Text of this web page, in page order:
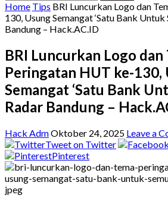
Home Tips BRI Luncurkan Logo dan
130, Usung Semangat ‘Satu Bank Untuk
Bandung – Hack.AC.ID
BRI Luncurkan Logo dan
Peringatan HUT ke-130,
Semangat ‘Satu Bank
Radar Bandung –
Hack AdmOktober 24, 2025 Leave a
Tweet on Twitter
Pinterest